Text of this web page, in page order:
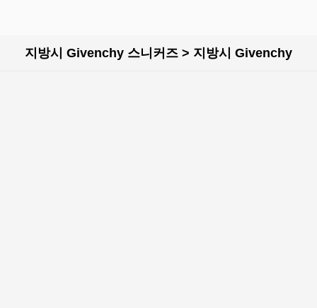
지방시 Givenchy 스니커즈 > 지방시 Givenchy